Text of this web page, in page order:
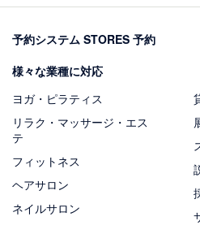
予約システム STORES 予約
様々な業種に対応
ヨガ・ピラティス
リラク・マッサージ・エス
テ
フィットネス
ヘアサロン
ネイルサロン